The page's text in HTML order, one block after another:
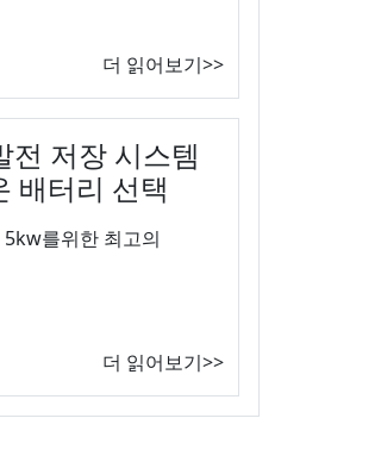
더 읽어보기>>
전 저장 시스템
배터리 선택
를위한 최고의
더 읽어보기>>